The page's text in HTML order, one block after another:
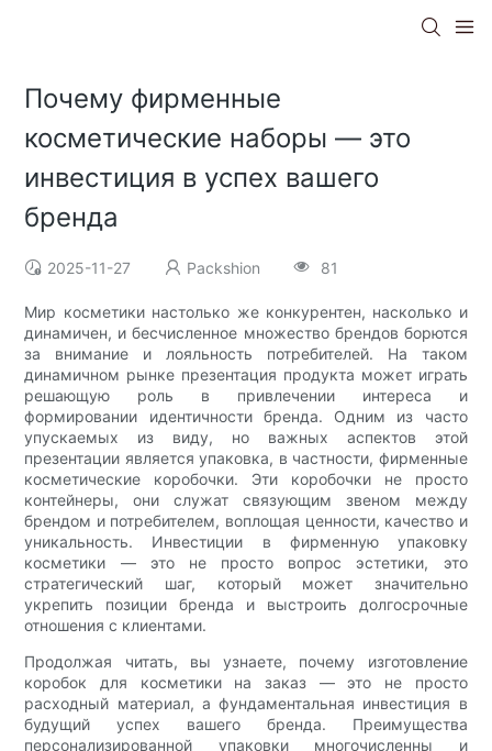
Почему фирменные
косметические наборы — это
инвестиция в успех вашего
бренда
2025-11-27 Packshion 81
Мир косметики настолько же конкурентен, насколько и
динамичен, и бесчисленное множество брендов борются
за внимание и лояльность потребителей. На таком
динамичном рынке презентация продукта может играть
решающую роль в привлечении интереса и
формировании идентичности бренда. Одним из часто
упускаемых из виду, но важных аспектов этой
презентации является упаковка, в частности, фирменные
косметические коробочки. Эти коробочки не просто
контейнеры, они служат связующим звеном между
брендом и потребителем, воплощая ценности, качество и
уникальность. Инвестиции в фирменную упаковку
косметики — это не просто вопрос эстетики, это
стратегический шаг, который может значительно
укрепить позиции бренда и выстроить долгосрочные
отношения с клиентами.
Продолжая читать, вы узнаете, почему изготовление
коробок для косметики на заказ — это не просто
расходный материал, а фундаментальная инвестиция в
будущий успех вашего бренда. Преимущества
персонализированной упаковки многочисленны и